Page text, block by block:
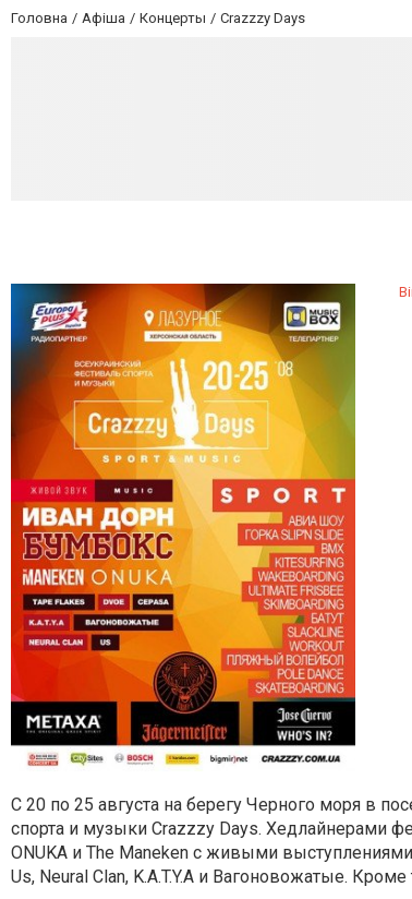
Головна Афіша Концерты Crazzzy Days
С 20 по 25 августа на берегу Черного моря в
спорта и музыки Crazzzy Days. Хедлайнерами
ONUKA и The Maneken с живыми
Us, Neural Clan, K.A.T.Y.A и Вагоновожатые.